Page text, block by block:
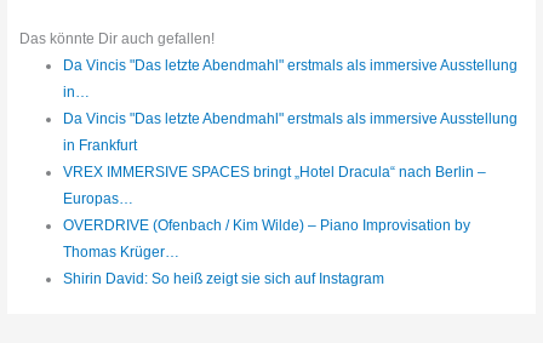
Das könnte Dir auch gefallen!
Da Vincis "Das letzte Abendmahl" erstmals als immersive Ausstellung
in…
Da Vincis "Das letzte Abendmahl" erstmals als immersive Ausstellung
in Frankfurt
VREX IMMERSIVE SPACES bringt „Hotel Dracula“ nach Berlin –
Europas…
OVERDRIVE (Ofenbach / Kim Wilde) – Piano Improvisation by
Thomas Krüger…
Shirin David: So heiß zeigt sie sich auf Instagram